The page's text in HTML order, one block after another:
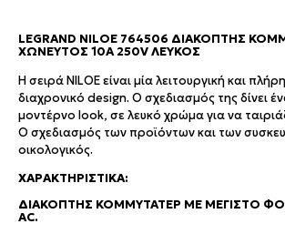
LEGRAND NILOE 764506 ΔΙΑΚΌΠΤΗΣ
ΧΩΝΕΥΤΌΣ 10A 250V ΛΕΥΚΌΣ
H σειρά NILOE είναι μία λειτουργική και
διαχρονικό design. Ο σχεδιασμός της δίνει
μοντέρνο look, σε λευκό χρώμα για να
Ο σχεδιασμός των προϊόντων και των
οικολογικός.
ΧΑΡΑΚΤΗΡΙΣΤΙΚΆ:
ΔΙΑΚΌΠΤΗΣ ΚΟΜΜΥΤΑΤΈΡ ΜΕ ΜΈΓΙΣΤΟ
AC.